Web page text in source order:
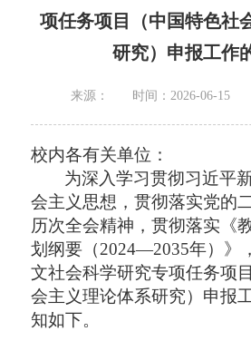
项任务项目（中国特色社
研究）申报工作
来源： 时间：2026-06-15
校内各有关单位 ：
为深入学习贯彻习近平
会主义思想，贯彻落实党的
历次全会精神，贯彻落实《
划纲要（2024—2035年）》
文社会科学研究专项任务项
会主义理论体系研究）申报
知如下。